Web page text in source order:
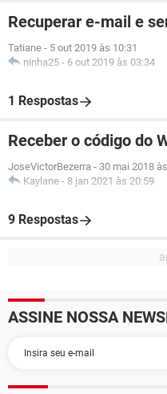
Recuperar e-mail e
Tatiane - 5 out 2019 às 10:31
ninha25 - 6 out 2019 às 03:34
1 Respostas
Receber o código do
JoseVictorBezerra - 30 mai 2018
Kaylane - 8 jan 2021 às 20:59
9 Respostas
ASSINE NOSSA